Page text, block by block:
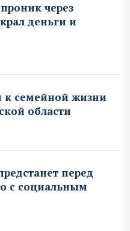
через
деньги и
к семейной жизни
области
перед
с социальным